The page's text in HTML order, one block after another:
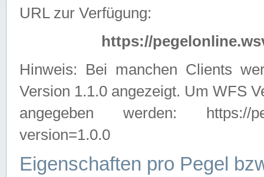
URL zur Verfügung:
https://
Hinweis: Bei manchen Clients
Version 1.1.0 angezeigt. Um WFS
angegeben werden: https://
version=1.0.0
Eigenschaften pro Pegel